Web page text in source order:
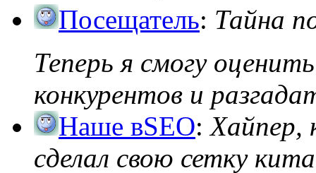
Посещатель: Тайна
Теперь я смогу
конкурентов и
Наше вSEO:Хайпер,
сделал свою сетку